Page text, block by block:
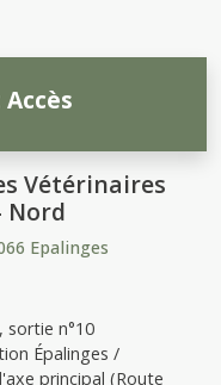
Vétérinaires
Nord
Epalinges
sortie n°10
Épalinges /
principal (Route